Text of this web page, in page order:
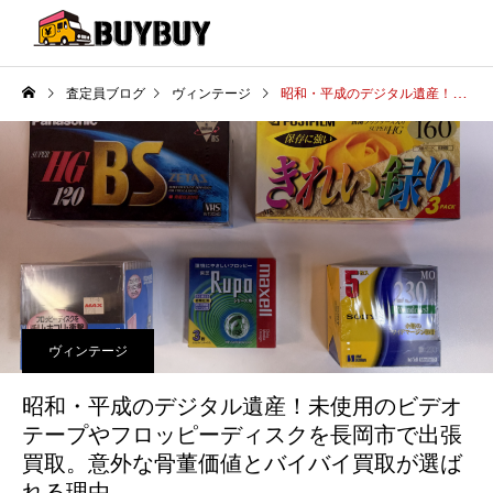
査定員ブログ ヴィンテージ 昭和・平成のデジタル遺産！未使用のビデオテープやフロッピーディスクを長岡市で出張買取。意外な骨董価値とバイバイ買取が選ばれる理由
ヴィンテージ
昭和・平成のデジタル遺産！未使用のビデオ
テープやフロッピーディスクを長岡市で出張
買取。意外な骨董価値とバイバイ買取が選ば